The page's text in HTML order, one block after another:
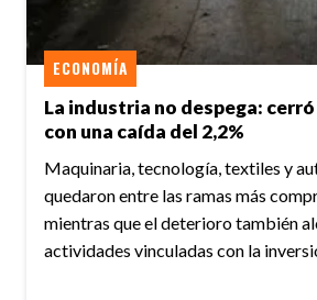
La industria no despega:
con una caída del 2,2%
ECONOMÍA
Maquinaria, tecnología, textiles y
quedaron entre las ramas más
mientras que el deterioro también
actividades vinculadas con la